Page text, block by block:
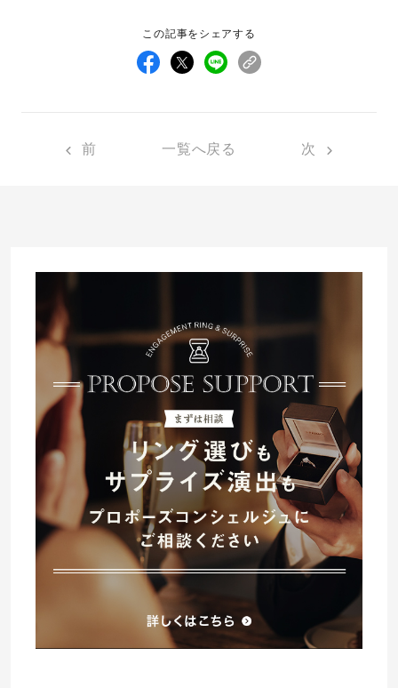
この記事をシェアする
前 一覧へ戻る 次